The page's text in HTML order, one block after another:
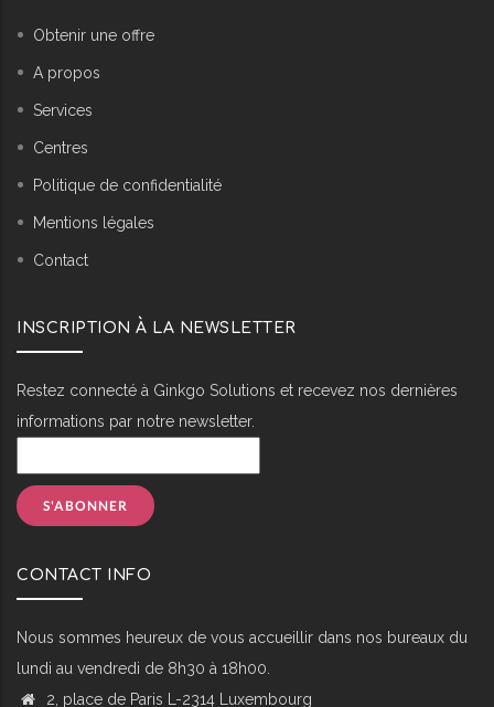
Obtenir une offre
A propos
Services
Centres
Politique de confidentialité
Mentions légales
Contact
INSCRIPTION À LA NEWSLETTER
Restez connecté à Ginkgo Solutions et recevez nos dernières
informations par notre newsletter.
CONTACT INFO
Nous sommes heureux de vous accueillir dans nos bureaux du
lundi au vendredi de 8h30 à 18h00.
2, place de Paris L-2314 Luxembourg